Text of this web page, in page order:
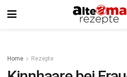
Home Rezepte